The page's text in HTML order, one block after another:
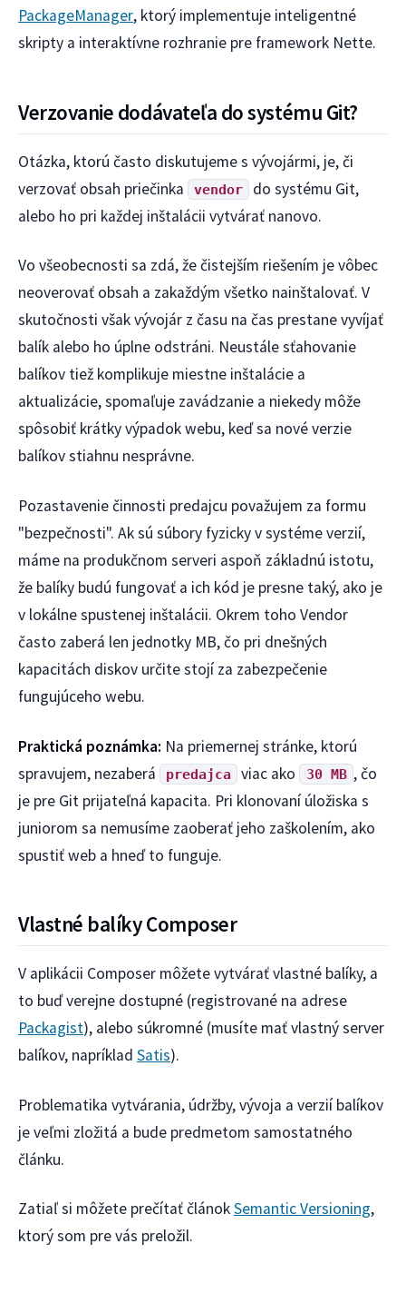
PackageManager, ktorý implementuje inteligentné
skripty a interaktívne rozhranie pre framework Nette.
Verzovanie dodávateľa do systému Git?
Otázka, ktorú často diskutujeme s vývojármi, je, či
verzovať obsah priečinka
vendor
do systému Git,
alebo ho pri každej inštalácii vytvárať nanovo.
Vo všeobecnosti sa zdá, že čistejším riešením je vôbec
neoverovať obsah a zakaždým všetko nainštalovať. V
skutočnosti však vývojár z času na čas prestane vyvíjať
balík alebo ho úplne odstráni. Neustále sťahovanie
balíkov tiež komplikuje miestne inštalácie a
aktualizácie, spomaľuje zavádzanie a niekedy môže
spôsobiť krátky výpadok webu, keď sa nové verzie
balíkov stiahnu nesprávne.
Pozastavenie činnosti predajcu považujem za formu
"bezpečnosti". Ak sú súbory fyzicky v systéme verzií,
máme na produkčnom serveri aspoň základnú istotu,
že balíky budú fungovať a ich kód je presne taký, ako je
v lokálne spustenej inštalácii. Okrem toho Vendor
často zaberá len jednotky MB, čo pri dnešných
kapacitách diskov určite stojí za zabezpečenie
fungujúceho webu.
Praktická poznámka: Na priemernej stránke, ktorú
spravujem, nezaberá
predajca viac ako 30 MB , čo
je pre Git prijateľná kapacita. Pri klonovaní úložiska s
juniorom sa nemusíme zaoberať jeho zaškolením, ako
spustiť web a hneď to funguje.
Vlastné balíky Composer
V aplikácii Composer môžete vytvárať vlastné balíky, a
to buď verejne dostupné (registrované na adrese
Packagist), alebo súkromné (musíte mať vlastný server
balíkov, napríklad Satis).
Problematika vytvárania, údržby, vývoja a verzií balíkov
je veľmi zložitá a bude predmetom samostatného
článku.
Zatiaľ si môžete prečítať článokSemantic Versioning,
ktorý som pre vás preložil.